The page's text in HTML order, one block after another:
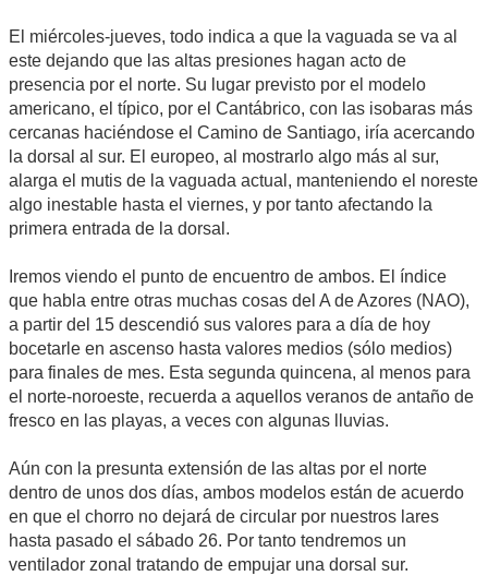
El miércoles-jueves, todo indica a que la vaguada se va al
este dejando que las altas presiones hagan acto de
presencia por el norte. Su lugar previsto por el modelo
americano, el típico, por el Cantábrico, con las isobaras más
cercanas haciéndose el Camino de Santiago, iría acercando
la dorsal al sur. El europeo, al mostrarlo algo más al sur,
alarga el mutis de la vaguada actual, manteniendo el noreste
algo inestable hasta el viernes, y por tanto afectando la
primera entrada de la dorsal.
Iremos viendo el punto de encuentro de ambos. El índice
que habla entre otras muchas cosas del A de Azores (NAO),
a partir del 15 descendió sus valores para a día de hoy
bocetarle en ascenso hasta valores medios (sólo medios)
para finales de mes. Esta segunda quincena, al menos para
el norte-noroeste, recuerda a aquellos veranos de antaño de
fresco en las playas, a veces con algunas lluvias.
Aún con la presunta extensión de las altas por el norte
dentro de unos dos días, ambos modelos están de acuerdo
en que el chorro no dejará de circular por nuestros lares
hasta pasado el sábado 26. Por tanto tendremos un
ventilador zonal tratando de empujar una dorsal sur.